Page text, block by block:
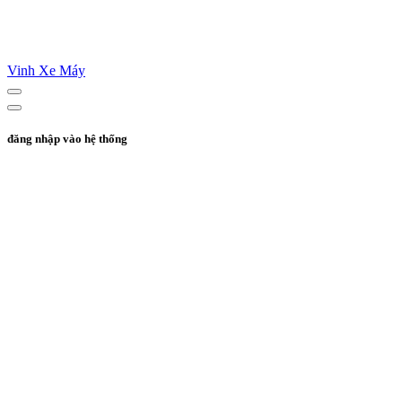
Vinh Xe Máy
đăng nhập vào hệ thống